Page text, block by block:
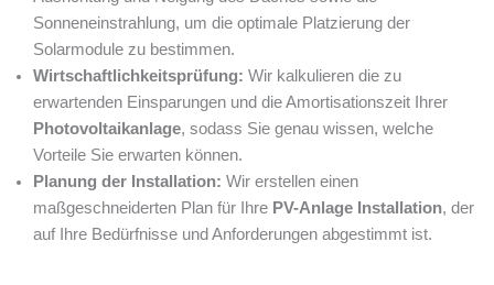
Sonneneinstrahlung, um die optimale Platzierung der
Solarmodule zu bestimmen.
Wirtschaftlichkeitsprüfung: Wir kalkulieren die zu
erwartenden Einsparungen und die Amortisationszeit Ihrer
Photovoltaikanlage, sodass Sie genau wissen, welche
Vorteile Sie erwarten können.
Planung der Installation: Wir erstellen einen
maßgeschneiderten Plan für Ihre PV-Anlage Installation, der
auf Ihre Bedürfnisse und Anforderungen abgestimmt ist.